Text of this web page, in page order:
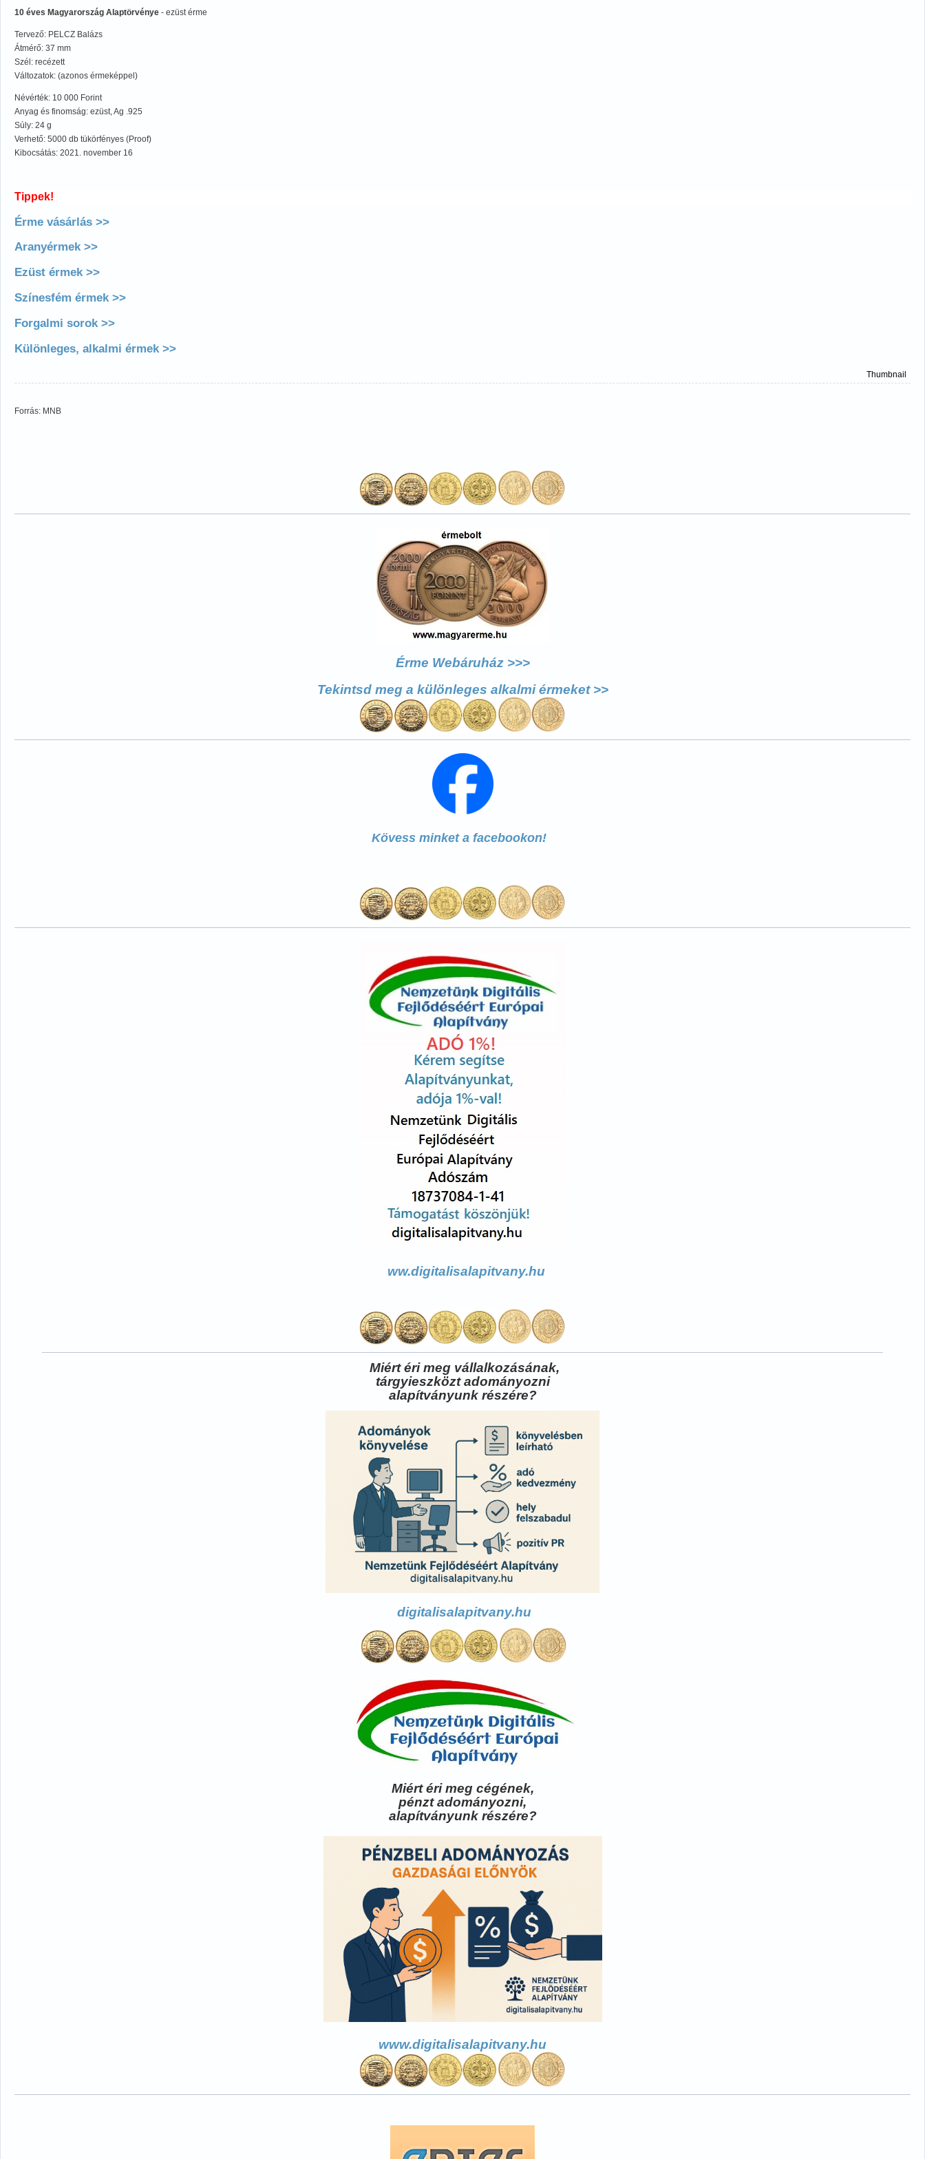
10 éves Magyarország Alaptörvénye - ezüst érme
Tervező: PELCZ Balázs
Átmérő: 37 mm
Szél: recézett
Változatok: (azonos érmeképpel)
Névérték: 10 000 Forint
Anyag és finomság: ezüst, Ag .925
Súly: 24 g
Verhető: 5000 db tükörfényes (Proof)
Kibocsátás: 2021. november 16
Tippek!
Érme vásárlás >>
Aranyérmek >>
Ezüst érmek >>
Színesfém érmek >>
Forgalmi sorok >>
Különleges, alkalmi érmek >>
Thumbnail
Forrás: MNB
Érme Webáruház >>>
Tekintsd meg a különleges alkalmi érmeket >>
Kövess minket a facebookon!
ww.digitalisalapitvany.hu
Miért éri meg vállalkozásának,
tárgyieszközt adományozni
alapítványunk részére?
digitalisalapitvany.hu
Miért éri meg cégének,
pénzt adományozni,
alapítványunk részére?
www.digitalisalapitvany.hu